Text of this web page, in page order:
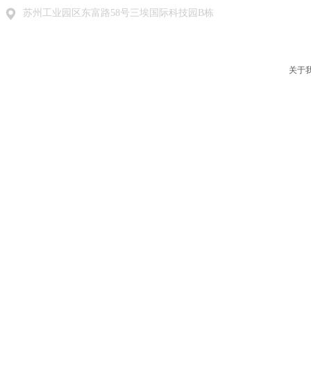
苏州工业园区东富路58号三埃国际科技园B栋
关于